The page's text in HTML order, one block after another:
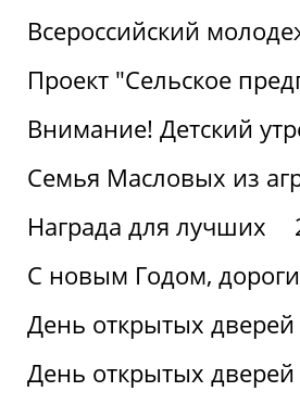
Всероссийский
Проект "Сельское
Внимание! Детский
Семья Масловых из
Награда для лучших
С новым Годом,
День открытых дверей
День открытых